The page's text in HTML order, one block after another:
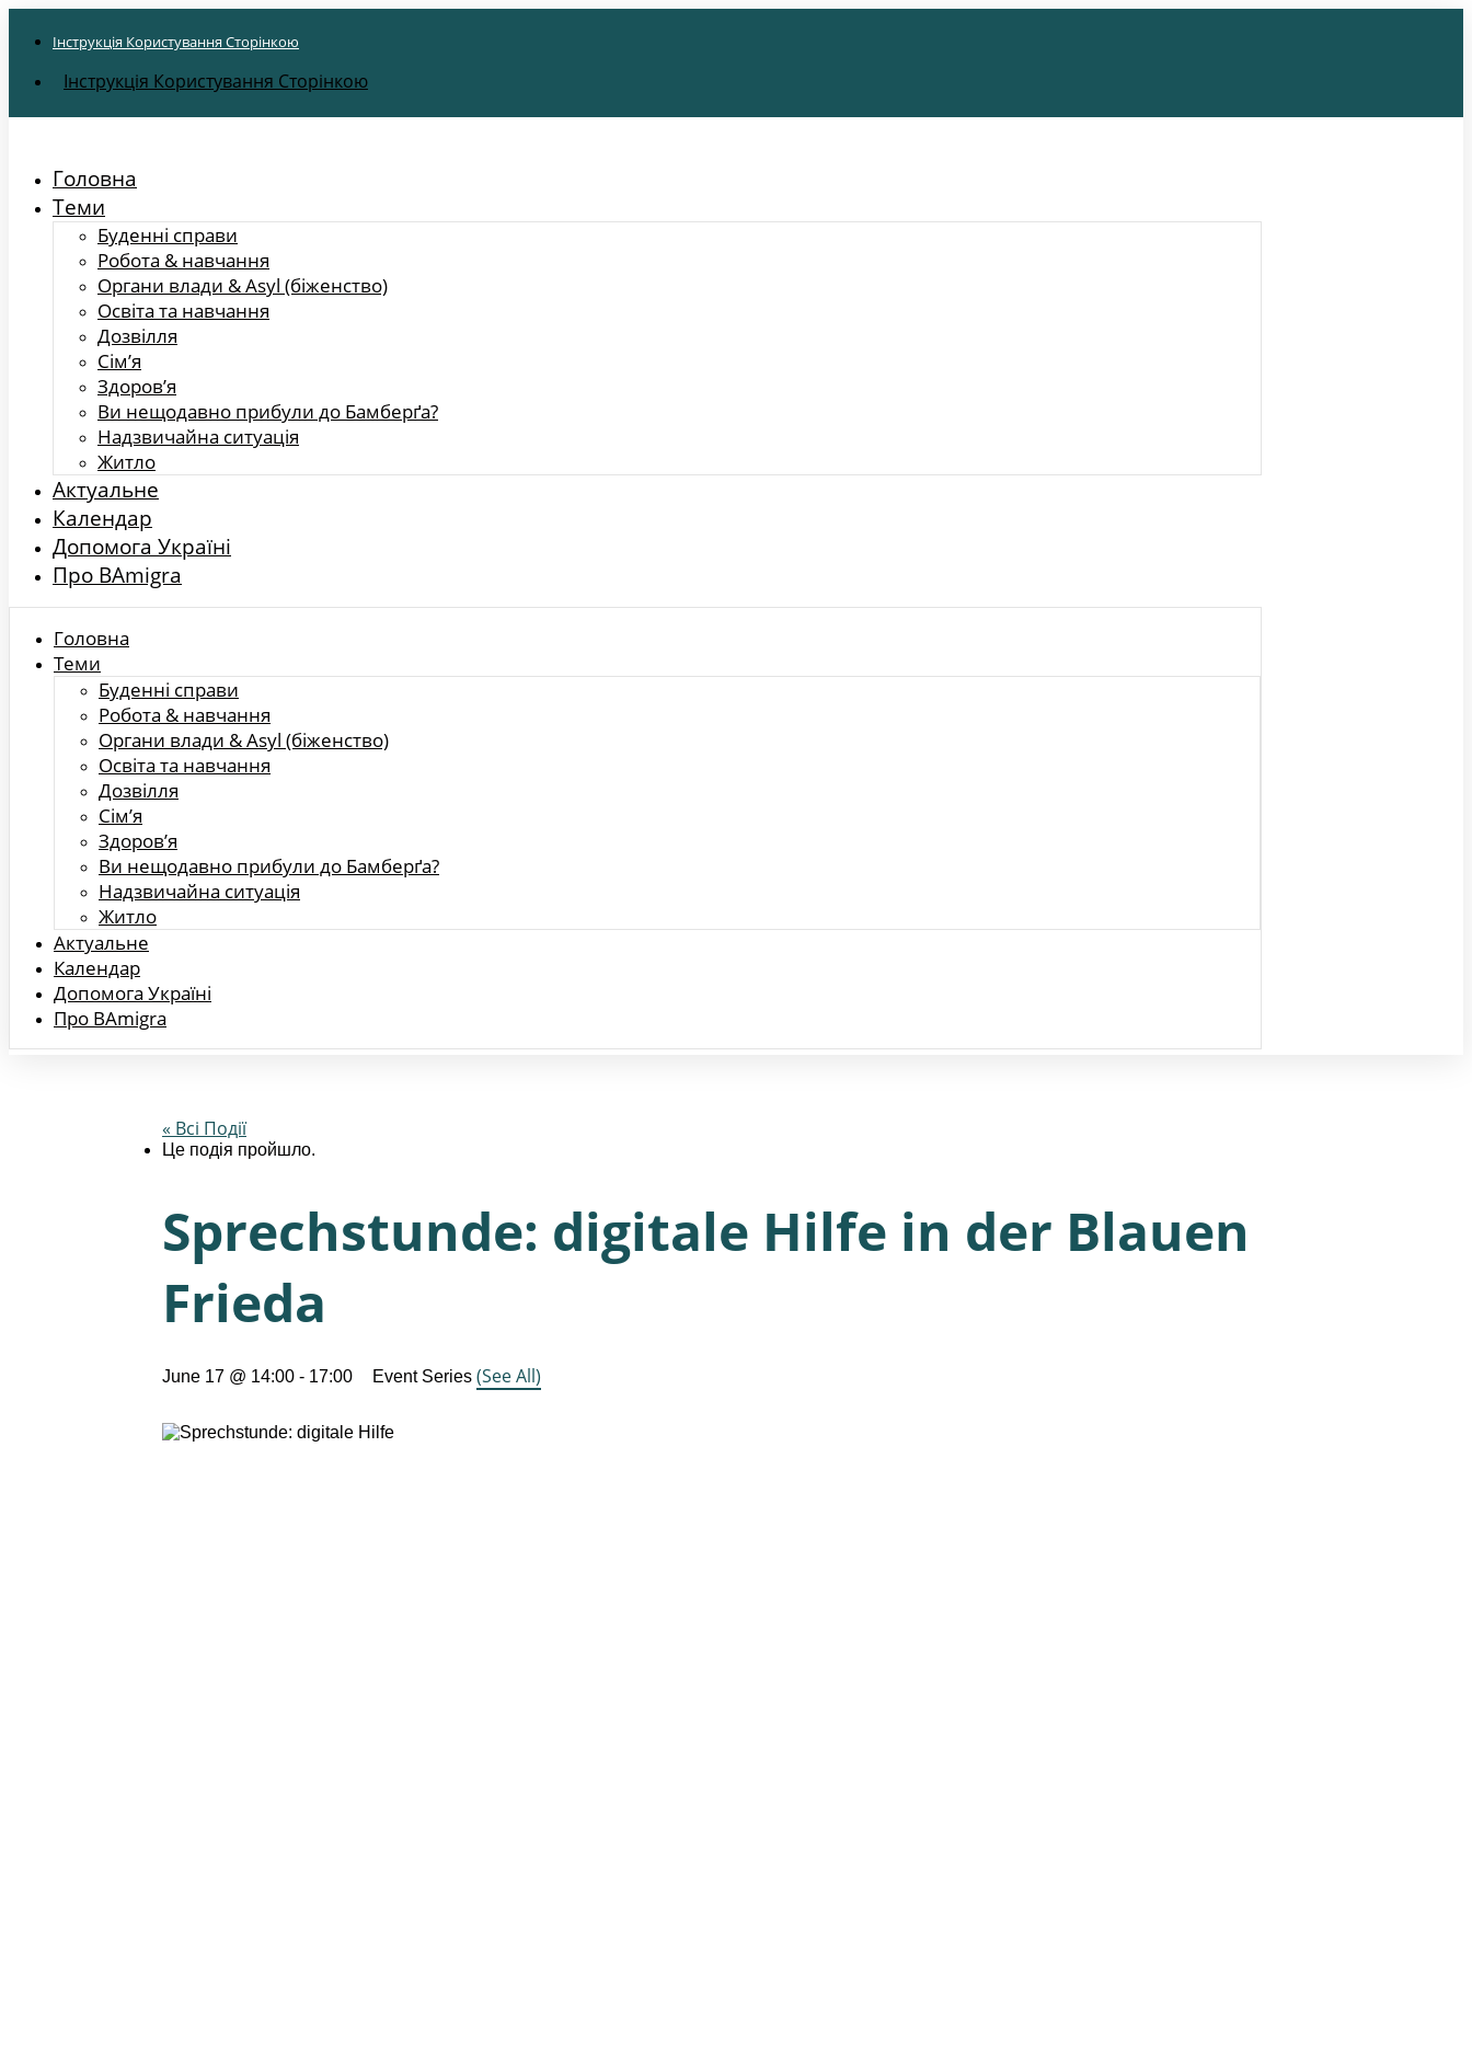
Інструкція Користування Сторінкою
Інструкція Користування Сторінкою
Головна
Теми
Буденні справи
Робота & навчання
Органи влади & Asyl (біженство)
Освіта та навчання
Дозвілля
Сім’я
Здоров’я
Ви нещодавно прибули до Бамберґа?
Надзвичайна ситуація
Житло
Актуальне
Календар
Допомога Україні
Про BAmigra
Головна
Теми
Буденні справи
Робота & навчання
Органи влади & Asyl (біженство)
Освіта та навчання
Дозвілля
Сім’я
Здоров’я
Ви нещодавно прибули до Бамберґа?
Надзвичайна ситуація
Житло
Актуальне
Календар
Допомога Україні
Про BAmigra
« Всі Події
Це подія пройшло.
Sprechstunde: digitale Hilfe in der Blauen
Frieda
June 17 @ 14:00 - 17:00 Event Series (See All)